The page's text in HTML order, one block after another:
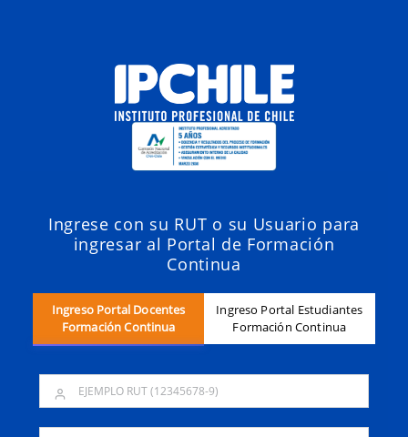
Ingrese con su RUT o su Usuario para
ingresar al Portal de Formación
Continua
Ingreso Portal Docentes
Formación Continua
Ingreso Portal Estudiantes
Formación Continua